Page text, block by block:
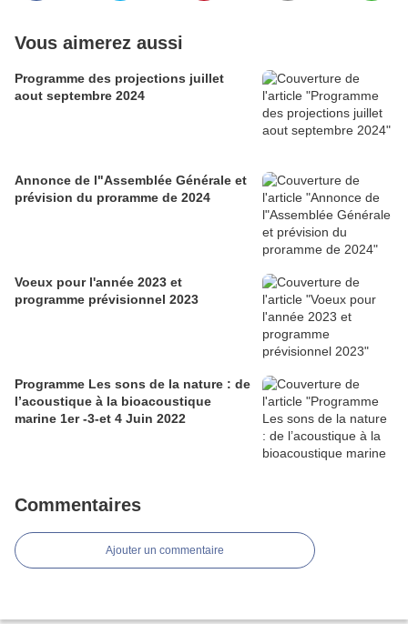
Vous aimerez aussi
Programme des projections juillet
aout septembre 2024
Annonce de l"Assemblée Générale et
prévision du proramme de 2024
Voeux pour l'année 2023 et
programme prévisionnel 2023
Programme Les sons de la nature : de
l’acoustique à la bioacoustique
marine 1er -3-et 4 Juin 2022
Commentaires
Ajouter un commentaire